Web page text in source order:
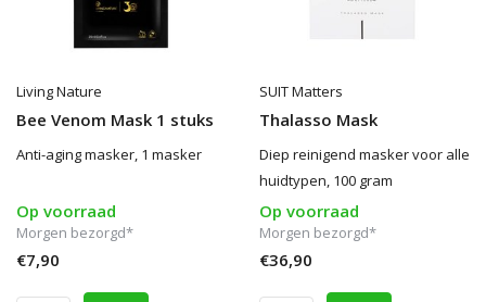
Living Nature
Bee Venom Mask 1 stuks
Anti-aging masker, 1 masker
Op voorraad
Morgen bezorgd*
€7,90
SUIT Matters
Thalasso Mask
Diep reinigend masker voor alle
huidtypen, 100 gram
Op voorraad
Morgen bezorgd*
€36,90